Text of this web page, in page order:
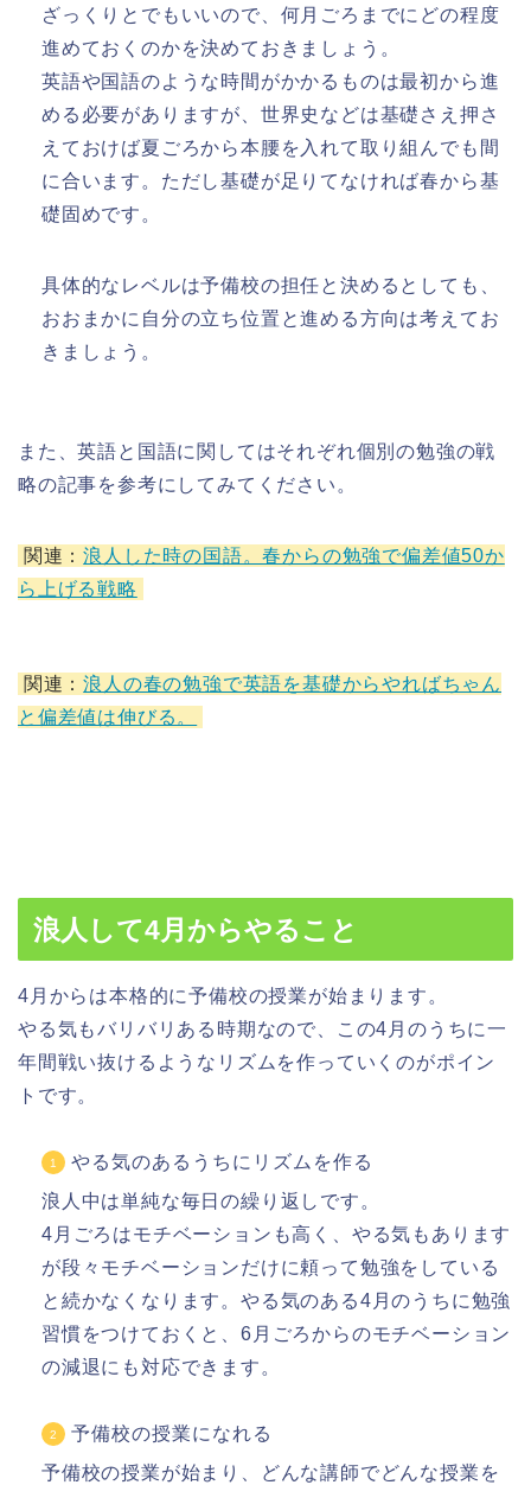
ざっくりとでもいいので、 何月ごろまでにどの程度
進めておくのかを決めておきましょう。
英語や国語のような時間がかかるものは最初から進
める必要がありますが、世界史などは基礎さえ押さ
えておけば夏ごろから本腰を入れて取り組んでも間
に合います。ただし基礎が足りてなければ春から基
礎固めです。
具体的なレベルは予備校の担任と決めるとしても、
おおまかに自分の立ち位置と進める方向は考えてお
きましょう。
また、英語と国語に関してはそれぞれ個別の勉強の戦
略の記事を参考にしてみてください。
関連：浪人した時の国語。春からの勉強で偏差値50か
ら上げる戦略
関連：浪人の春の勉強で英語を基礎からやればちゃん
と偏差値は伸びる。
浪人して4月からやること
4月からは本格的に予備校の授業が始まります。
やる気もバリバリある時期なので、この4月のうちに一
年間戦い抜けるようなリズムを作っていくのがポイン
トです。
やる気のあるうちにリズムを作る
浪人中は単純な毎日の繰り返しです。
4月ごろはモチベーションも高く、やる気もあります
が段々モチベーションだけに頼って勉強をしている
と続かなくなります。 やる気のある4月のうちに勉強
習慣をつけておく と、6月ごろからのモチベーション
の減退にも対応できます。
予備校の授業になれる
予備校の授業が始まり、どんな講師でどんな授業を